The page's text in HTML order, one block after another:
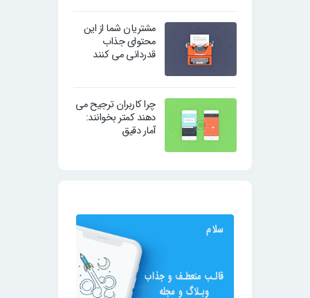
مشتریان شما از این
محتوای جذاب
قدردانی می کنند
چرا کاربران ترجیح می
دهند کمتر بخوانند:
آمار دقیق